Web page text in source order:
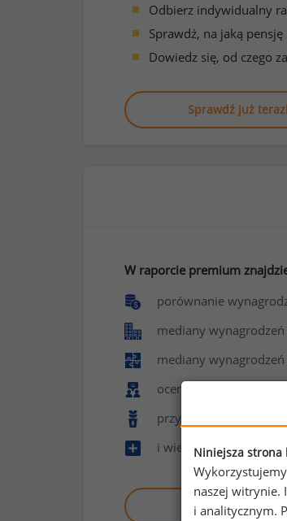
Odbierz indywidualny
Sprawdź, na jaką
Dowiedz się, od czego
Sprawdź już teraz!
W raporcie premium
porównanie
mediany
mediany
ocenę poziomu
przyznawane benefity
i wiele innych
Zobacz raport
Niniejsza strona
naszej witrynie.
i analitycznym.